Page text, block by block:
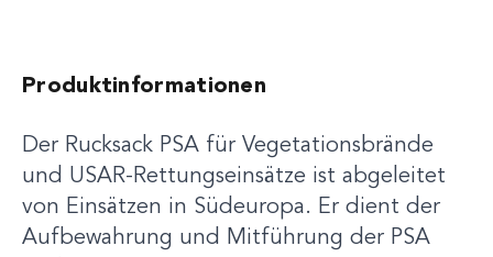
Produktinformationen
Der Rucksack PSA für Vegetationsbrände
und USAR-Rettungseinsätze ist abgeleitet
von Einsätzen in Südeuropa. Er dient der
Aufbewahrung und Mitführung der PSA